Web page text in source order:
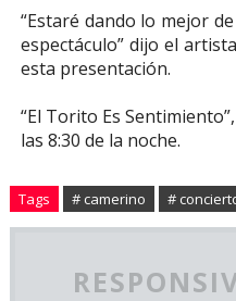
“Estaré dando lo mejor
espectáculo” dijo el
esta presentación.
“El Torito Es Sentimiento
las 8:30 de la noche.
Tags # camerino #